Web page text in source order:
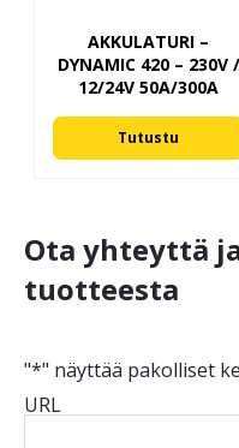
AKKULATURI –
DYNAMIC 420 – 230V /
12/24V 50A/300A
Tutustu
Ota yhteyttä
tuotteesta
"*" näyttää pakolliset
URL